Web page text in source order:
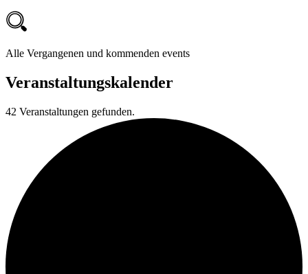
Alle Vergangenen und kommenden events
Veranstaltungskalender
42 Veranstaltungen gefunden.